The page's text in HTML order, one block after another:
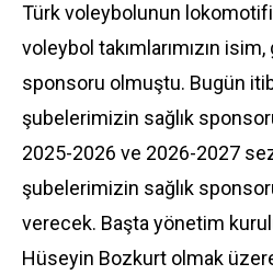
Türk voleybolunun lokomotifi
voleybol takımlarımızın
sponsoru olmuştu. Bugün
şubelerimizin sağlık
2025-2026 ve 2026-2027
şubelerimizin sağlık
verecek. Başta yönetim
Hüseyin Bozkurt olmak